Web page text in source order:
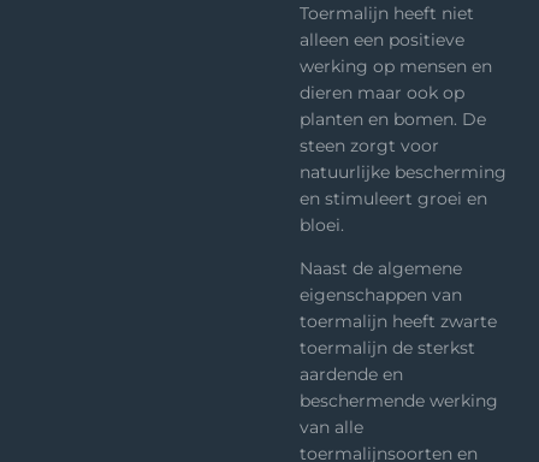
Toermalijn heeft niet
alleen een positieve
werking op mensen en
dieren maar ook op
planten en bomen. De
steen zorgt voor
natuurlijke bescherming
en stimuleert groei en
bloei.
Naast de algemene
eigenschappen van
toermalijn heeft zwarte
toermalijn de sterkst
aardende en
beschermende werking
van alle
toermalijnsoorten en